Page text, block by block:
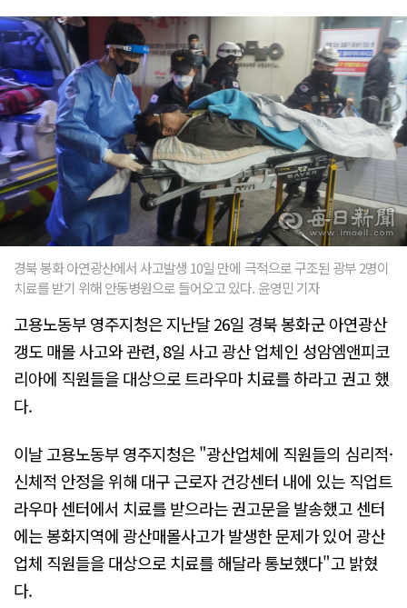
경북 봉화 아연광산에서 사고발생 10일 만에 극적으로 구조된 광부 2명이
치료를 받기 위해 안동병원으로 들어오고 있다. 윤영민 기자
고용노동부 영주지청은 지난달 26일 경북 봉화군 아연광산
갱도 매몰 사고와 관련, 8일 사고 광산 업체인 성암엠앤피코
리아에 직원들을 대상으로 트라우마 치료를 하라고 권고 했
다.
이날 고용노동부 영주지청은 "광산업체에 직원들의 심리적·
신체적 안정을 위해 대구 근로자 건강센터 내에 있는 직업트
라우마 센터에서 치료를 받으라는 권고문을 발송했고 센터
에는 봉화지역에 광산매몰사고가 발생한 문제가 있어 광산
업체 직원들을 대상으로 치료를 해달라 통보했다"고 밝혔
다.